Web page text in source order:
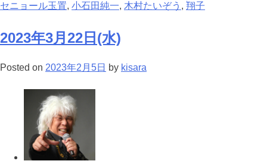
セニョール玉置, 小石田純一, 木村たいぞう , 翔子
2023年3月22日(水)
Posted on 2023年2月5日 by kisara